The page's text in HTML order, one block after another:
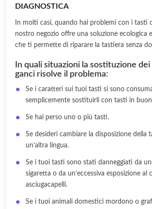
DIAGNOSTICA
In molti casi, quando hai problemi con i tasti
nostro negozio offre una soluzione ecologica
che ti permette di riparare la tastiera senza
In quali situazioni la sostituzione
ganci risolve il problema:
Se i caratteri sui tuoi tasti si sono
semplicemente sostituirli con tasti in
Se hai perso uno o più tasti.
Se desideri cambiare la disposizione della
un’altra lingua.
Se i tuoi tasti sono stati danneggiati da
sigaretta o da un’eccessiva esposizione al
asciugacapelli.
Se i tuoi animali domestici mordono o